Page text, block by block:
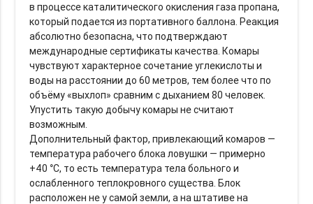
в процессе каталитического окисления газа пропана,
который подается из портативного баллона. Реакция
абсолютно безопасна, что подтверждают
международные сертификаты качества. Комары
чувствуют характерное сочетание углекислоты и
воды на расстоянии до 60 метров, тем более что по
объёму «выхлоп» сравним с дыханием 80 человек.
Упустить такую добычу комары не считают
возможным.
Дополнительный фактор, привлекающий комаров —
температура рабочего блока ловушки — примерно
+40 °С, то есть температура тела больного и
ослабленного теплокровного существа. Блок
расположен не у самой земли, а на штативе на